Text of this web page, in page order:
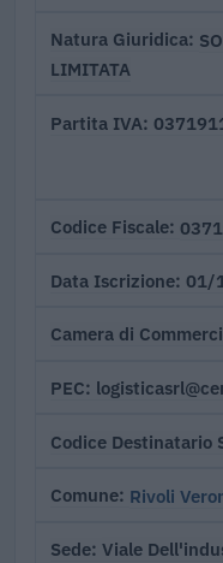
Natura Giuridica
LIMITATA
Partita IVA
Codice Fiscale
Data Iscrizione 01/
Camera di
PEC
Codice Destinatario
Comune Rivoli
Sede Viale